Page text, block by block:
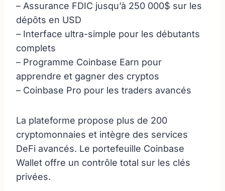
– Assurance FDIC jusqu’à 250 000$ sur les
dépôts en USD
– Interface ultra-simple pour les débutants
complets
– Programme Coinbase Earn pour
apprendre et gagner des cryptos
– Coinbase Pro pour les traders avancés
La plateforme propose plus de 200
cryptomonnaies et intègre des services
DeFi avancés. Le portefeuille Coinbase
Wallet offre un contrôle total sur les clés
privées.